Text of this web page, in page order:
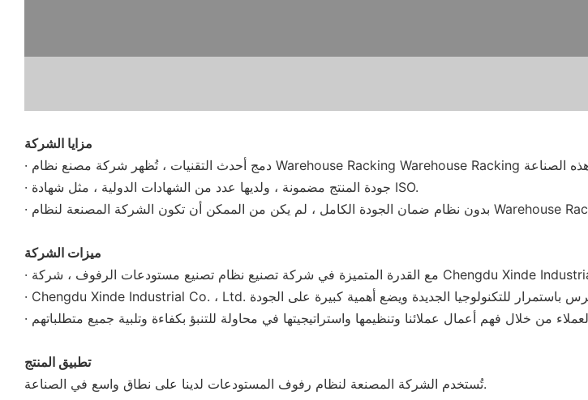
مزايا الشركة
· جودة المنتج مضمونة ، ولديها عدد من الشهادات الدولية ، مثل شهادة ISO.
ميزات الشركة
تطبيق المنتج
تُستخدم الشركة المصنعة لنظام رفوف المستودعات لدينا على نطاق واسع في الصناعة.